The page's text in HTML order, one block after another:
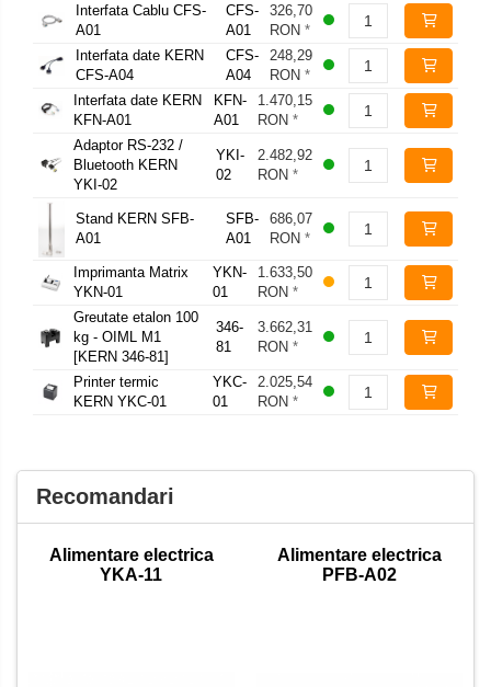
Interfata Cablu CFS-
A01
CFS-
A01
326,70
RON *
Interfata date KERN
CFS-A04
CFS-
A04
248,29
RON *
Interfata date KERN
KFN-A01
KFN-
A01
1.470,15
RON *
Adaptor RS-232 /
Bluetooth KERN
YKI-02
YKI-
02
2.482,92
RON *
Stand KERN SFB-
A01
SFB-
A01
686,07
RON *
Imprimanta Matrix
YKN-01
YKN-
01
1.633,50
RON *
Greutate etalon 100
kg - OIML M1
[KERN 346-81]
346-
81
3.662,31
RON *
Printer termic
KERN YKC-01
YKC-
01
2.025,54
RON *
Recomandari
Alimentare electrica
YKA-11
Alimentare electrica
PFB-A02